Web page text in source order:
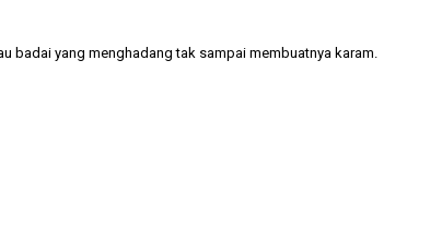
badai yang menghadang tak sampai membuatnya karam.